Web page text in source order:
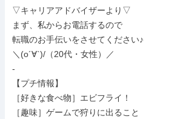
▽キャリアアドバイザーより▽
まず、私からお電話するので
転職のお手伝いをさせてください♪
＼(o´∀`)/（20代・女性）／
-
【プチ情報】
［好きな食べ物］エビフライ！
［趣味］ゲームで狩りに出ること